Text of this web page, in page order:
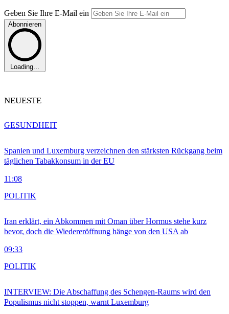
Geben Sie Ihre E-Mail ein
Abonnieren
Loading...
NEUESTE
Spanien und Luxemburg verzeichnen den stärksten Rückgang beim
täglichen Tabakkonsum in der EU
11:08
GESUNDHEIT
Iran erklärt, ein Abkommen mit Oman über Hormus stehe kurz
bevor, doch die Wiedereröffnung hänge von den USA ab
09:33
POLITIK
INTERVIEW: Die Abschaffung des Schengen-Raums wird den
Populismus nicht stoppen, warnt Luxemburg
POLITIK